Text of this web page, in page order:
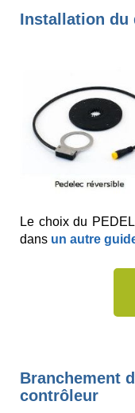
Installation du
Le choix du
dans un autre
Branchement
contrôleur